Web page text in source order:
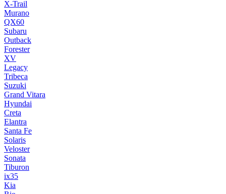
X-Trail
Murano
QX60
Subaru
Outback
Forester
XV
Legacy
Tribeca
Suzuki
Grand Vitara
Hyundai
Creta
Elantra
Santa Fe
Solaris
Veloster
Sonata
Tiburon
ix35
Kia